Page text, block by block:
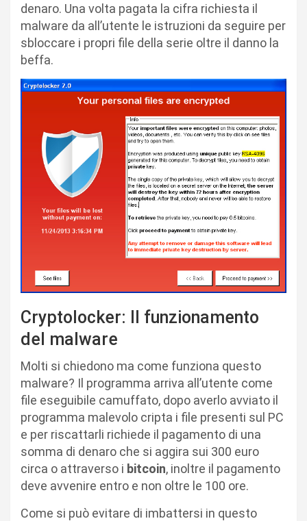
denaro. Una volta pagata la cifra richiesta il
malware da all’utente le istruzioni da seguire per
sbloccare i propri file della serie oltre il danno la
beffa.
Cryptolocker: Il funzionamento
del malware
Molti si chiedono ma come funziona questo
malware? Il programma arriva all’utente come
file eseguibile camuffato, dopo averlo avviato il
programma malevolo cripta i file presenti sul PC
e per riscattarli richiede il pagamento di una
somma di denaro che si aggira sui 300 euro
circa o attraverso i bitcoin, inoltre il pagamento
deve avvenire entro e non oltre le 100 ore.
Come si può evitare di imbattersi in questo